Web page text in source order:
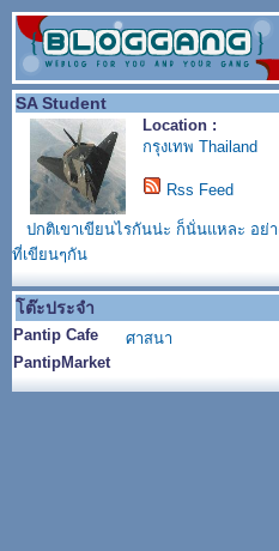
SA Student
Location :
กรุงเทพ Thailand
Rss Feed
ปกติเขาเขียนไรกันน่ะ ก็นั่นแหละ อย่า
ที่เขียนๆกัน
โต๊ะประจำ
Pantip Cafe
ศาสนา
PantipMarket